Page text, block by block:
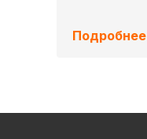
Подробнее